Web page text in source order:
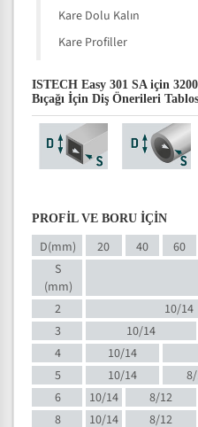
Kare Dolu Kalın
Kare Profiller
ISTECH Easy 301 SA için
Bıçağı İçin Diş Önerileri
PROFİL VE BORU İÇİN
D(mm) 20 40 60
S
(mm)
2
10/14
3
10/14
4
10/14
5
10/14
6
10/14 8/12
8
10/14 8/12